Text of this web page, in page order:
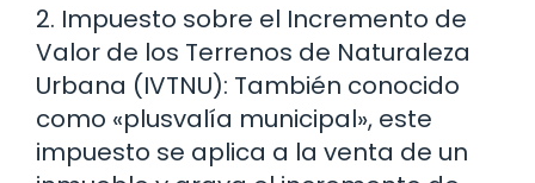
2. Impuesto sobre el Incremento de
Valor de los Terrenos de Naturaleza
Urbana (IVTNU): También conocido
como «plusvalía municipal», este
impuesto se aplica a la venta de un